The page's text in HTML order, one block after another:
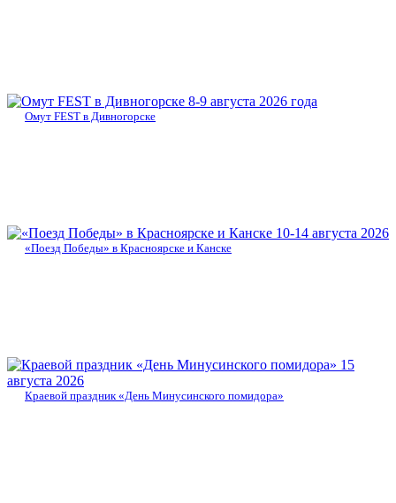
8-9 августа 2026 года
Омут FEST в Дивногорске
10-14 августа 2026
«Поезд Победы» в Красноярске и Канске
15
августа 2026
Краевой праздник «День Минусинского помидора»